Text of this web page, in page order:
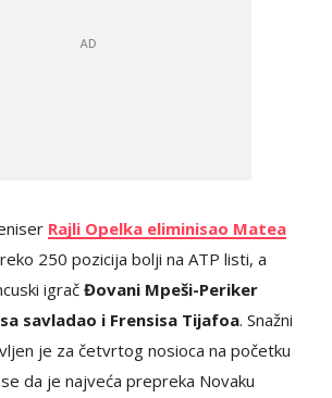
Rajli Opelka eliminisao Matea
250 pozicija bolji na ATP listi, a
igrač Đovani Mpeši-Periker
savladao i Frensisa Tijafoa. Snažni
je za četvrtog nosioca na početku
da je najveća prepreka Novaku